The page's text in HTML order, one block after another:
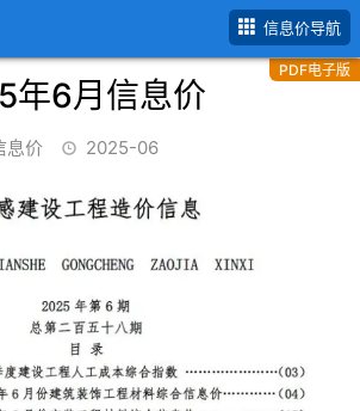
信息价导航
年6月信息价
PDF电子版
息价 2025-06